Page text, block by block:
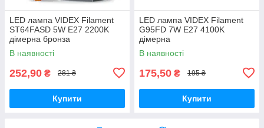
LED лампа VIDEX Filament
ST64FASD 5W E27 2200K
дімерна бронза
В наявності
252,90 ₴ 281 ₴
Купити
LED лампа VIDEX Filament
G95FD 7W E27 4100K
дімерна
В наявності
175,50 ₴ 195 ₴
Купити